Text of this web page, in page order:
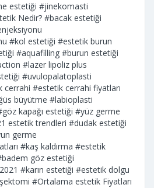
estetiği #jinekomasti
Nedir? #bacak estetiği
#kol estetiği #estetik burun
#aquafilling #burun estetiği
#lazer lipoliz plus
#uvulopalatoplasti
cerrahi #estetik cerrahi fiyatları
büyütme #labioplasti
kapağı estetiği #yüz germe
estetik trendleri #dudak estetiği
germe
#kaş kaldırma #estetik
göz estetiği
#karın estetiği #estetik dolgu
#Ortalama estetik Fiyatları